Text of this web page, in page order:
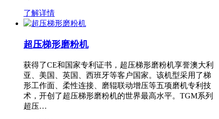
了解详情
超压梯形磨粉机
获得了CE和国家专利证书，超压梯形磨粉机享誉澳大利
亚、美国、英国、西班牙等客户国家。该机型采用了梯
形工作面、柔性连接、磨辊联动增压等五项磨机专利技
术，开创了超压梯形磨粉机的世界最高水平。TGM系列
超压…